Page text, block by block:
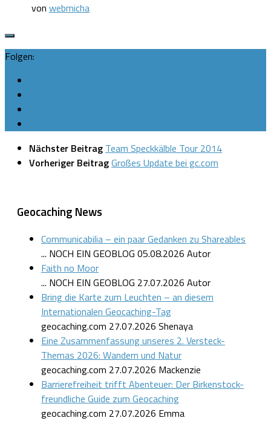
von webmicha
Folgen:
Nächster Beitrag Team Speckkälble Tour 2014
Vorheriger BeitragGroßes Update bei gc.com
Geocaching News
Communicabilia – ein paar Gedanken zu Shareables
... NOCH EIN GEOBLOG 05.08.2026 Autor
Faith no Moor
... NOCH EIN GEOBLOG 27.07.2026 Autor
Bring die Karte zum Leuchten – an diesem
Internationalen Geocaching-Tag
geocaching.com 27.07.2026 Shenaya
Eine Zusammenfassung unseres 2. Versteck-
Themas 2026: Wandern und Natur
geocaching.com 27.07.2026 Mackenzie
Barrierefreiheit trifft Abenteuer: Der Birkenstock-
freundliche Guide zum Geocaching
geocaching.com 27.07.2026 Emma